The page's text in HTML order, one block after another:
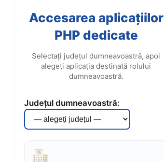
Accesarea aplicațiilor
PHP dedicate
Selectați județul dumneavoastră, apoi
alegeți aplicația destinată rolului
dumneavoastră.
Județul dumneavoastră: